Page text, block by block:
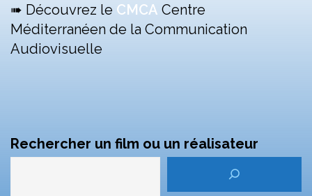
➠ Découvrez le CMCA Centre
Méditerranéen de la Communication
Audiovisuelle
Rechercher un film ou un réalisateur